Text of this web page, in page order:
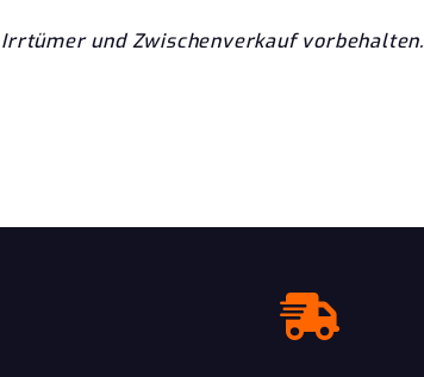
und Zwischenverkauf vorbehalten.